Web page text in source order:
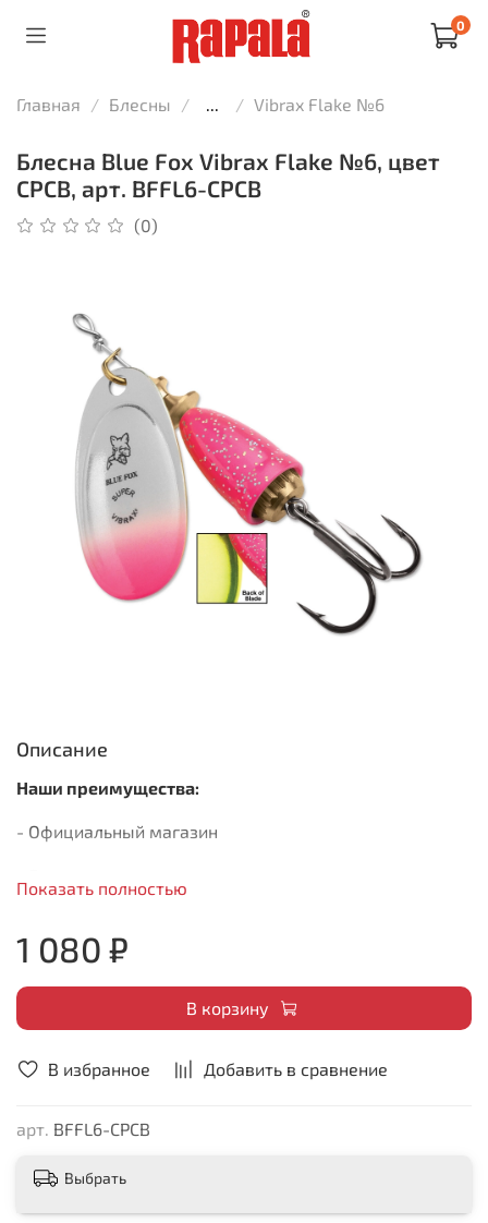
0
Главная Блесны ... Vibrax Flake №6
Блесна Blue Fox Vibrax Flake №6, цвет
CPCB, арт. BFFL6-CPCB
(0)
В избранное Добавить в сравнение
арт. BFFL6-CPCB
Описание
Наши преимущества:
- Официальный магазин
Показать полностью
1 080 ₽
В корзину
Выбрать